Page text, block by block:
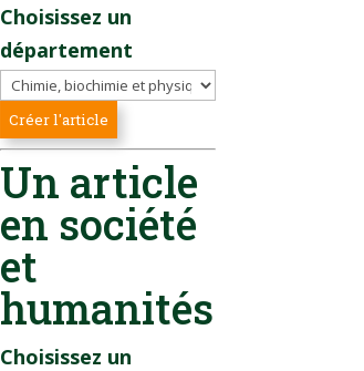
Choisissez un
département
Un article
en société
et
humanités
Choisissez un